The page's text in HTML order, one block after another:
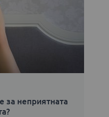
за неприятната